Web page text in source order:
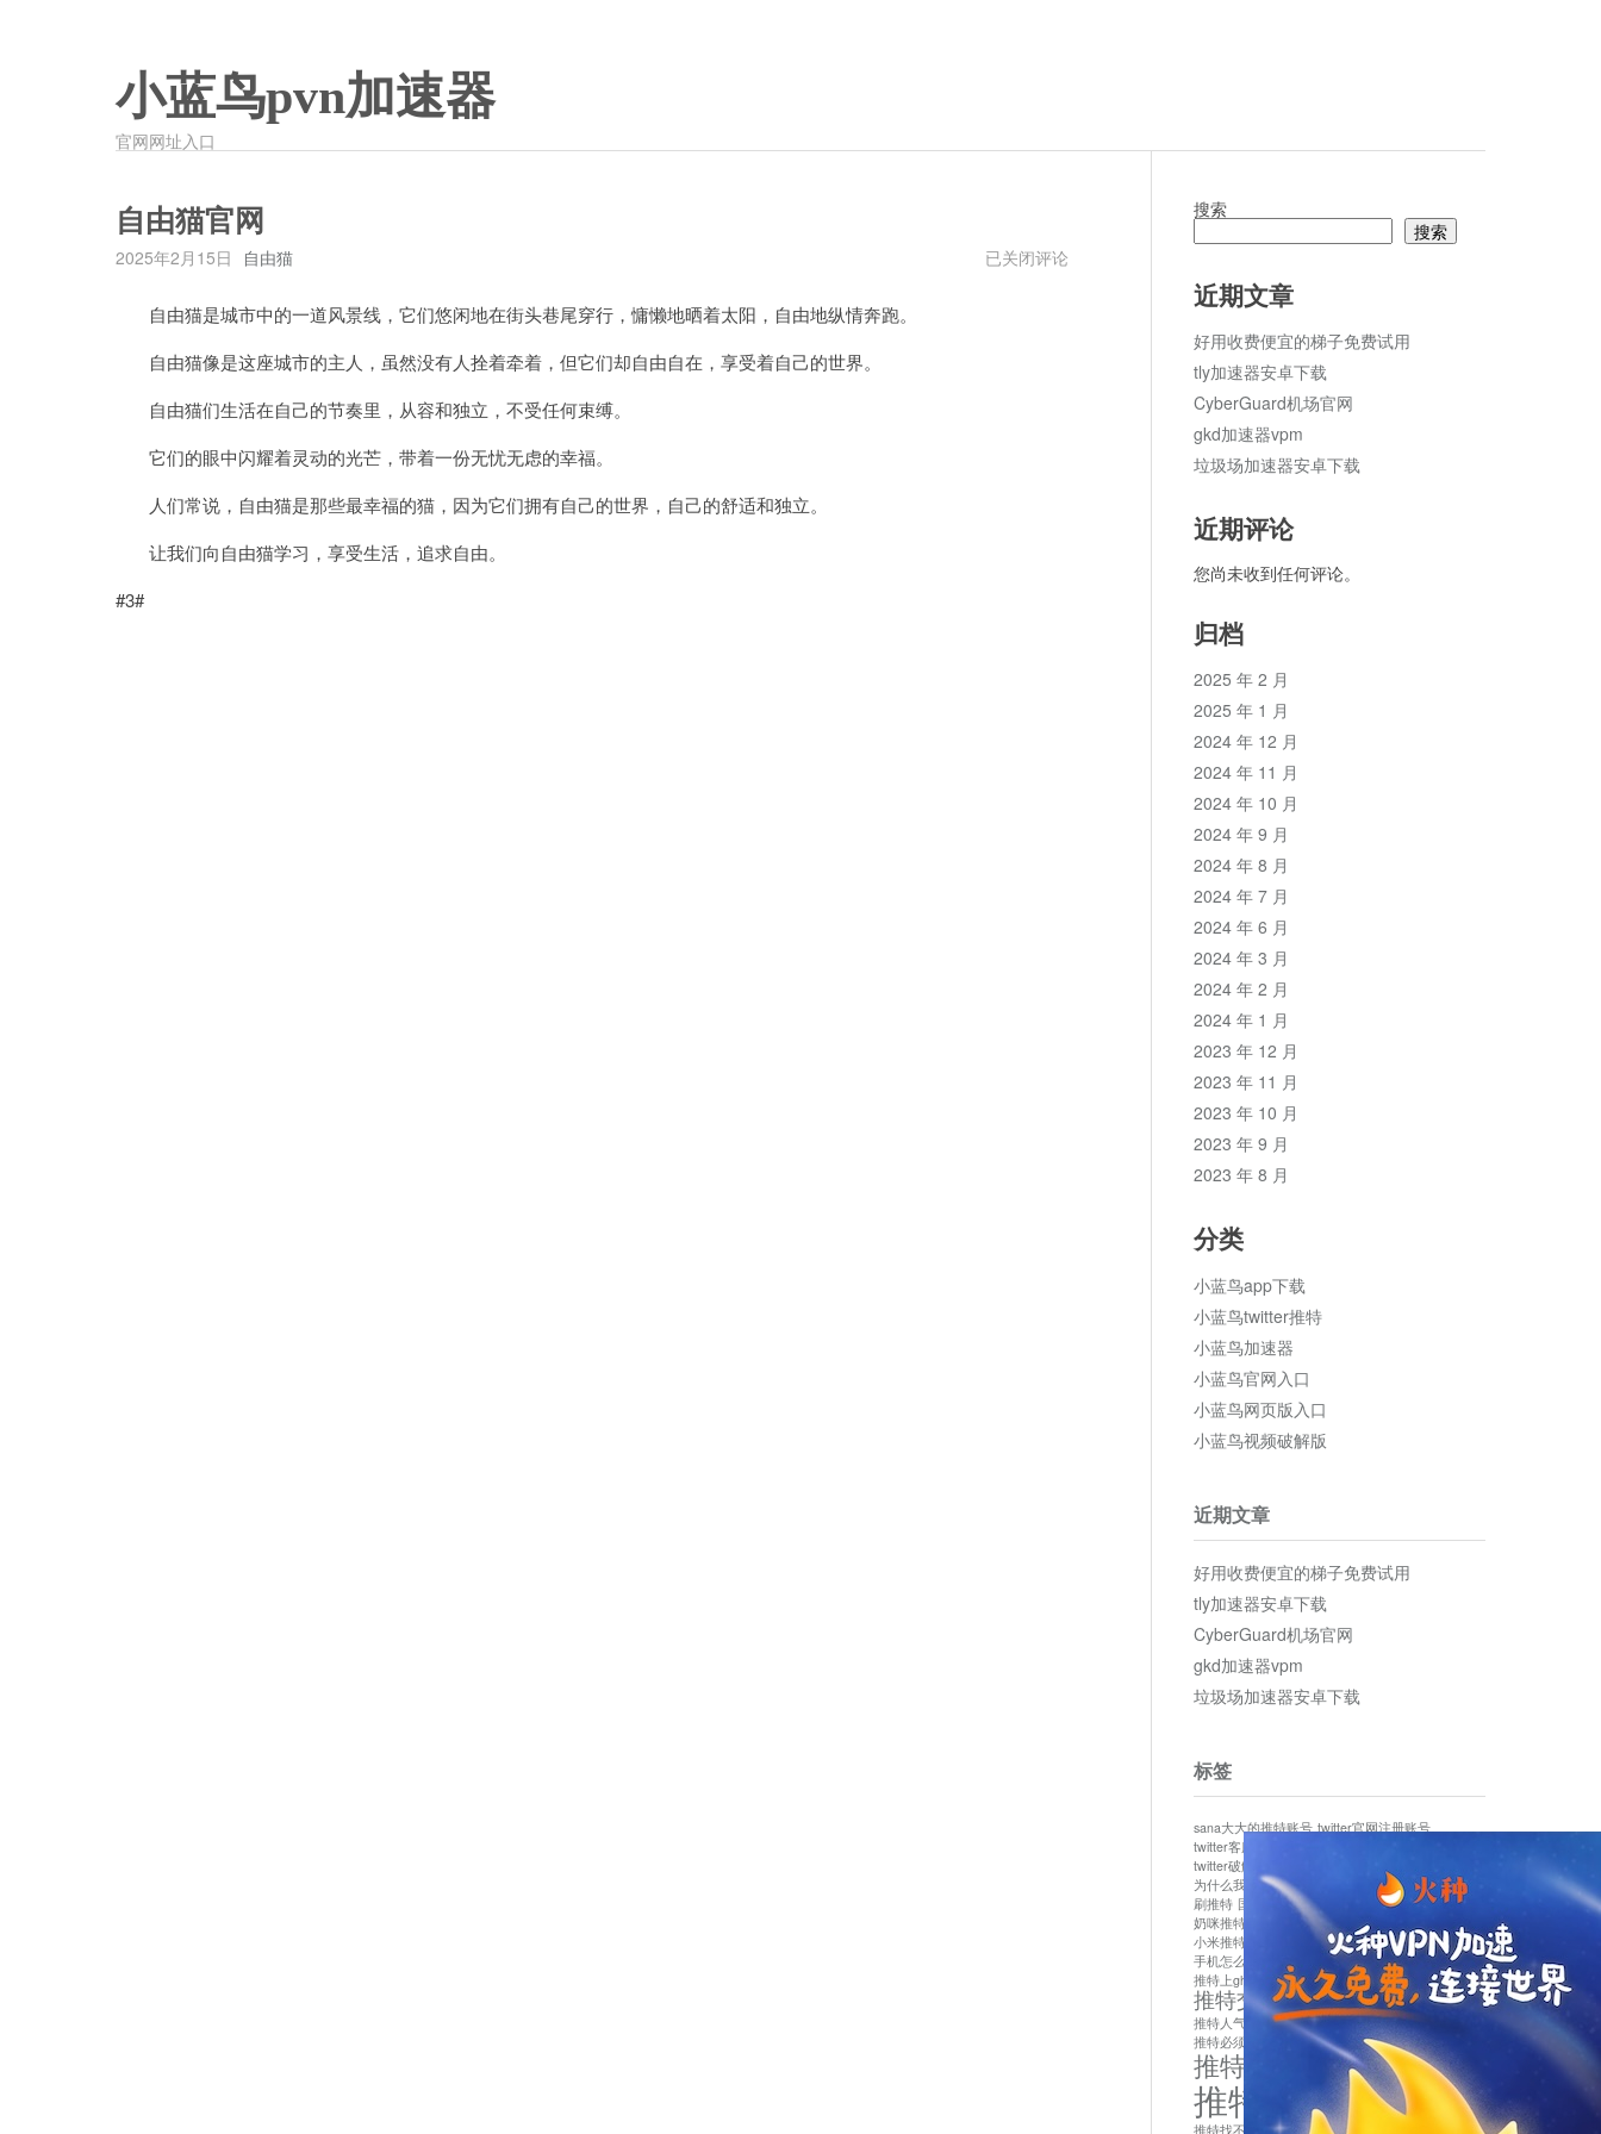
小蓝鸟pvn加速器
官网网址入口
自由猫官网
2025年2月15日 自由猫
自
已关闭评论
自由猫是城市中的一道风景线，它们悠闲地在街头巷尾穿行，慵懒地晒着太阳，自由地纵情奔跑。
自由猫像是这座城市的主人，虽然没有人拴着牵着，但它们却自由自在，享受着自己的世界。
自由猫们生活在自己的节奏里，从容和独立，不受任何束缚。
它们的眼中闪耀着灵动的光芒，带着一份无忧无虑的幸福。
人们常说，自由猫是那些最幸福的猫，因为它们拥有自己的世界，自己的舒适和独立。
让我们向自由猫学习，享受生活，追求自由。
#3#
搜索
搜索
近期文章
好用收费便宜的梯子免费试用
tly加速器安卓下载
CyberGuard机场官网
gkd加速器vpm
垃圾场加速器安卓下载
近期评论
您尚未收到任何评论。
归档
2025 年 2 月
2025 年 1 月
2024 年 12 月
2024 年 11 月
2024 年 10 月
2024 年 9 月
2024 年 8 月
2024 年 7 月
2024 年 6 月
2024 年 3 月
2024 年 2 月
2024 年 1 月
2023 年 12 月
2023 年 11 月
2023 年 10 月
2023 年 9 月
2023 年 8 月
分类
小蓝鸟app下载
小蓝鸟twitter推特
小蓝鸟加速器
小蓝鸟官网入口
小蓝鸟网页版入口
小蓝鸟视频破解版
近期文章
好用收费便宜的梯子免费试用
tly加速器安卓下载
CyberGuard机场官网
gkd加速器vpm
垃圾场加速器安卓下载
标签
sana大大的推特账号 twitter官网注册账号
twitter客服
twitter破解版下载
为什么我推特无法保存设置
作者sana推特是什么
刷推特 国内为什么不能用twitter 国内能用twitter吗
奶咪推特
如何找回推特密码
小米推特闪退是怎么回事 怎么看推特上的视频
手机怎么注册推特账号
推特devil
推特上ghs的女博主
推特交友软件app下载
推特人气萌货小蔡头喵喵喵 推特实名制
推特必须用外网吗
推特怎么取消关联手机号
推特怎么看敏感内容苹果
推特找不到账号 推特注册必须要手机号